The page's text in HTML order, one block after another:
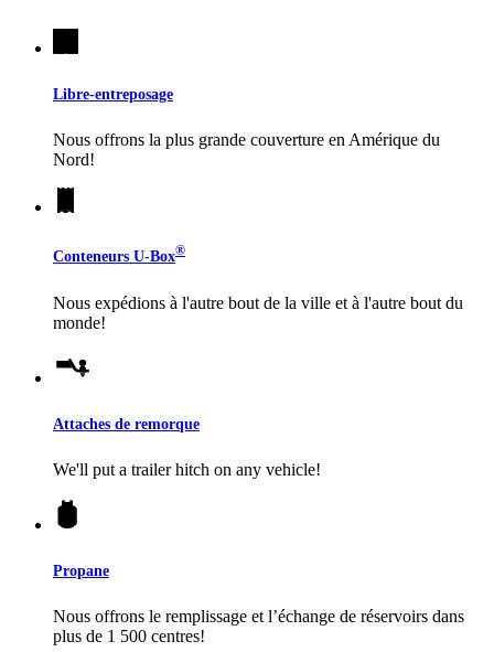
Libre-entreposage
Nous offrons la plus grande couverture en Amérique du
Nord!
Conteneurs U-Box®
Nous expédions à l'autre bout de la ville et à l'autre bout du
monde!
Attaches de remorque
We'll put a trailer hitch on any vehicle!
Propane
Nous offrons le remplissage et l’échange de réservoirs dans
plus de 1 500 centres!